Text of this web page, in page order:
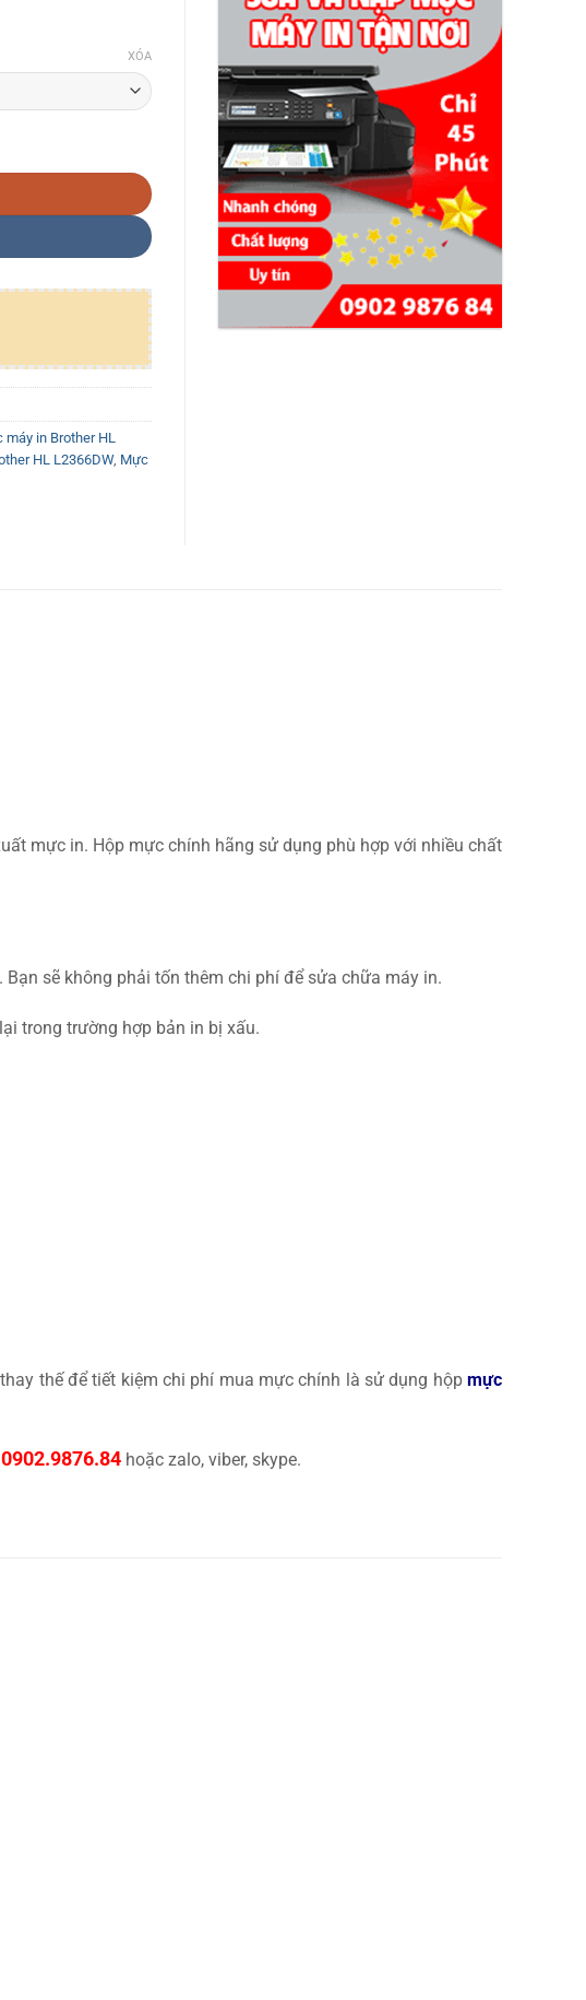
XÓA
máy in Brother HL
HL L2366DW, Mực
mực in. Hộp mực chính hãng sử dụng phù hợp với nhiều chất
sẽ không phải tốn thêm chi phí để sửa chữa máy in.
trong trường hợp bản in bị xấu.
thế để tiết kiệm chi phí mua mực chính là sử dụng hộp mực
0902.9876.84 hoặc zalo, viber, skype.